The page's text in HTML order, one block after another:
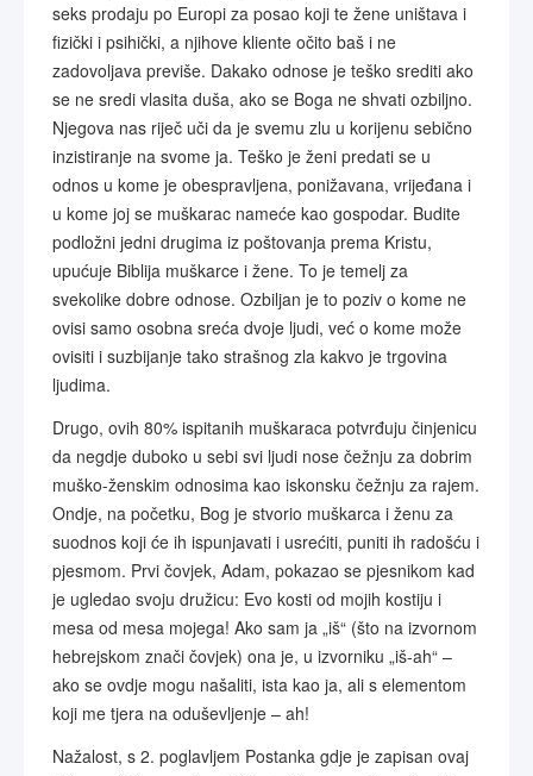
seks prodaju po Europi za posao koji te žene uništava i
fizički i psihički, a njihove kliente očito baš i ne
zadovoljava previše. Dakako odnose je teško srediti ako
se ne sredi vlasita duša, ako se Boga ne shvati ozbiljno.
Njegova nas riječ uči da je svemu zlu u korijenu sebično
inzistiranje na svome ja. Teško je ženi predati se u
odnos u kome je obespravljena, ponižavana, vrijeđana i
u kome joj se muškarac nameće kao gospodar. Budite
podložni jedni drugima iz poštovanja prema Kristu,
upućuje Biblija muškarce i žene. To je temelj za
svekolike dobre odnose. Ozbiljan je to poziv o kome ne
ovisi samo osobna sreća dvoje ljudi, već o kome može
ovisiti i suzbijanje tako strašnog zla kakvo je trgovina
ljudima.
Drugo, ovih 80% ispitanih muškaraca potvrđuju činjenicu
da negdje duboko u sebi svi ljudi nose čežnju za dobrim
muško-ženskim odnosima kao iskonsku čežnju za rajem.
Ondje, na početku, Bog je stvorio muškarca i ženu za
suodnos koji će ih ispunjavati i usrećiti, puniti ih radošću i
pjesmom. Prvi čovjek, Adam, pokazao se pjesnikom kad
je ugledao svoju družicu: Evo kosti od mojih kostiju i
mesa od mesa mojega! Ako sam ja „iš“ (što na izvornom
hebrejskom znači čovjek) ona je, u izvorniku „iš-ah“ –
ako se ovdje mogu našaliti, ista kao ja, ali s elementom
koji me tjera na oduševljenje – ah!
Nažalost, s 2. poglavljem Postanka gdje je zapisan ovaj